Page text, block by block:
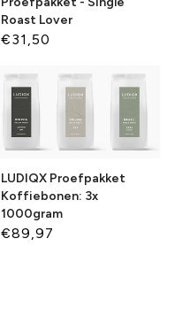
Roast Lover
Normale
€31,50
LUDIQX Proefpakket
Koffiebonen: 3x
1000gram
Normale
€89,97